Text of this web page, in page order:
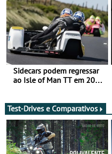
Sidecars podem regressar
ao Isle of Man TT em 2027
Test-Drives e Comparativos